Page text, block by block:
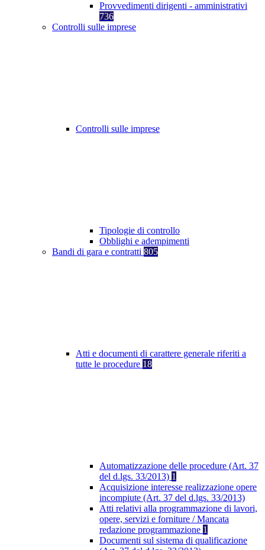
Provvedimenti dirigenti - amministrativi
736
Controlli sulle imprese
Controlli sulle imprese
Tipologie di controllo
Obblighi e adempimenti
Bandi di gara e contratti 805
Atti e documenti di carattere generale riferiti a
tutte le procedure 18
Automatizzazione delle procedure (Art. 37
del d.lgs. 33/2013) 1
Acquisizione interesse realizzazione opere
incompiute (Art. 37 del d.lgs. 33/2013)
Atti relativi alla programmazione di lavori,
opere, servizi e forniture / Mancata
redazione programmazione 1
Documenti sul sistema di qualificazione